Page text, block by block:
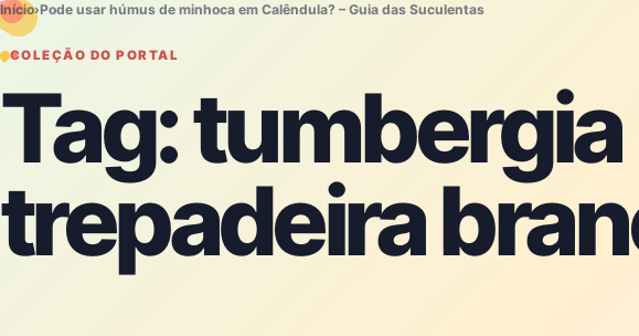
Início›Pode usar húmus de minhoca em Calêndula? – Guia das Suculentas
COLEÇÃO DO PORTAL
Tag:tumbergia
trepadeira